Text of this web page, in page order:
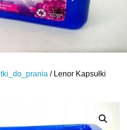
/ Lenor Kapsułki